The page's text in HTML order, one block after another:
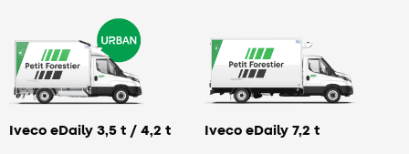
Iveco eDaily 3,5 t / 4,2 t Iveco eDaily 7,2 t